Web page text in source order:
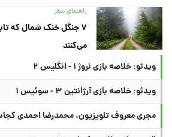
راهنمای سفر
۷ جنگل خنک شمال که
می‌کنند
ویدئو: خلاصه بازی نروژ ۱ - انگلیس ۲
ویدئو: خلاصه بازی آرژانتین ۳ - سوئیس ۱
مجری معروف تلویزیون، محمدرضا احمدی